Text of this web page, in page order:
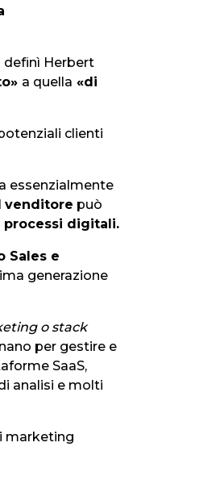
definì Herbert
a quella «di
clienti
essenzialmente
venditore può
digitali.
Sales e
generazione
o stack
per gestire e
SaaS,
analisi e molti
marketing